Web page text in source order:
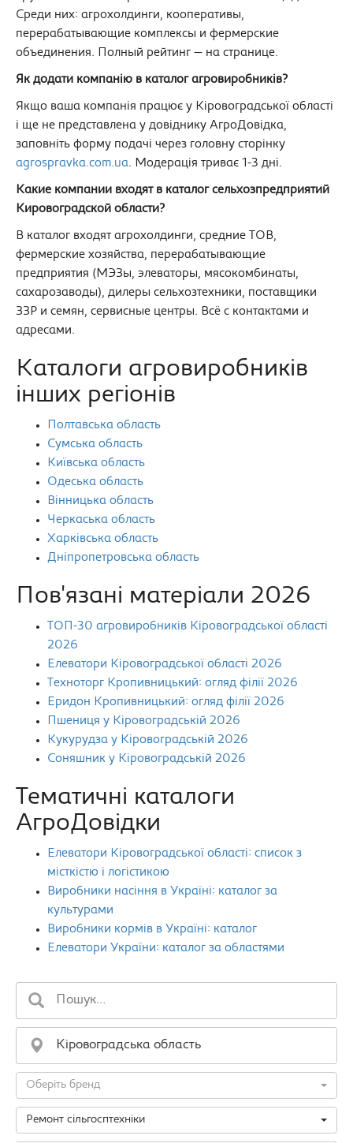
Среди них: агрохолдинги, кооперативы,
перерабатывающие комплексы и фермерские
объединения. Полный рейтинг — на странице.
Як додати компанію в каталог агровиробників?
Якщо ваша компанія працює у Кіровоградської області
і ще не представлена у довіднику АгроДовідка,
заповніть форму подачі через головну сторінку
agrospravka.com.ua. Модерація триває 1-3 дні.
Какие компании входят в каталог сельхозпредприятий
Кировоградской области?
В каталог входят агрохолдинги, средние ТОВ,
фермерские хозяйства, перерабатывающие
предприятия (МЭЗы, элеваторы, мясокомбинаты,
сахарозаводы), дилеры сельхозтехники, поставщики
ЗЗР и семян, сервисные центры. Всё с контактами и
адресами.
Каталоги агровиробників
інших регіонів
Полтавська область
Сумська область
Київська область
Одеська область
Вінницька область
Черкаська область
Харківська область
Дніпропетровська область
Пов'язані матеріали 2026
ТОП-30 агровиробників Кіровоградської області
2026
Елеватори Кіровоградської області 2026
Техноторг Кропивницький: огляд філії 2026
Еридон Кропивницький: огляд філії 2026
Пшениця у Кіровоградській 2026
Кукурудза у Кіровоградській 2026
Соняшник у Кіровоградській 2026
Тематичні каталоги
АгроДовідки
Елеватори Кіровоградської області: список з
місткістю і логістикою
Виробники насіння в Україні: каталог за
культурами
Виробники кормів в Україні: каталог
Елеватори України: каталог за областями
Оберіть бренд
Ремонт сільгосптехніки